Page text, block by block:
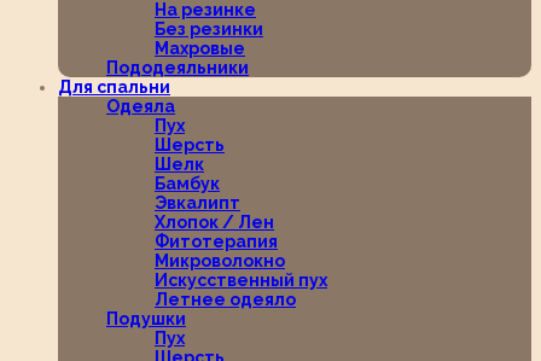
На резинке
Без резинки
Махровые
Пододеяльники
Для спальни
Одеяла
Пух
Шерсть
Шелк
Бамбук
Эвкалипт
Хлопок / Лен
Фитотерапия
Микроволокно
Искусственный пух
Летнее одеяло
Подушки
Пух